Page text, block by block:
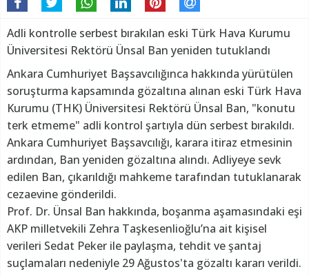
Adli kontrolle serbest bırakılan eski Türk Hava Kurumu
Üniversitesi Rektörü Ünsal Ban yeniden tutuklandı
Ankara Cumhuriyet Başsavcılığınca hakkında yürütülen
soruşturma kapsamında gözaltına alınan eski Türk Hava
Kurumu (THK) Üniversitesi Rektörü Ünsal Ban, "konutu
terk etmeme" adli kontrol şartıyla dün serbest bırakıldı.
Ankara Cumhuriyet Başsavcılığı, karara itiraz etmesinin
ardından, Ban yeniden gözaltına alındı. Adliyeye sevk
edilen Ban, çıkarıldığı mahkeme tarafından tutuklanarak
cezaevine gönderildi.
Prof. Dr. Ünsal Ban hakkında, boşanma aşamasındaki eşi
AKP milletvekili Zehra Taşkesenlioğlu’na ait kişisel
verileri Sedat Peker ile paylaşma, tehdit ve şantaj
suçlamaları nedeniyle 29 Ağustos'ta gözaltı kararı verildi.